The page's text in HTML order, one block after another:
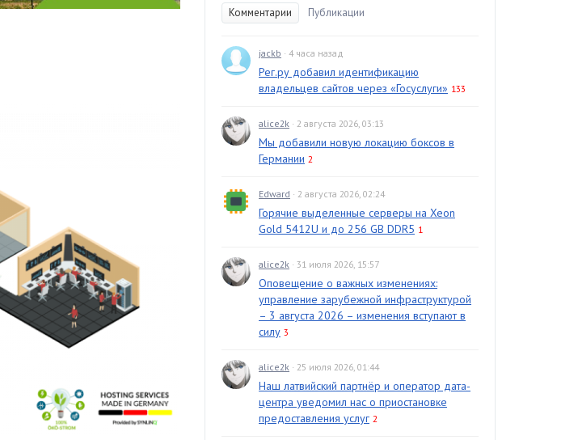
Комментарии Публикации
jackb · 4 часа назад
Рег.ру добавил идентификацию
владельцев сайтов через «Госуслуги» 133
alice2k · 2 августа 2026, 03:13
Мы добавили новую локацию боксов в
Германии 2
Edward · 2 августа 2026, 02:24
Горячие выделенные серверы на Xeon
Gold 5412U и до 256 GB DDR5 1
alice2k · 31 июля 2026, 15:57
Оповещение о важных изменениях:
управление зарубежной инфраструктурой
– 3 августа 2026 – изменения вступают в
силу 3
alice2k · 25 июля 2026, 01:44
Наш латвийский партнёр и оператор дата-
центра уведомил нас о приостановке
предоставления услуг 2